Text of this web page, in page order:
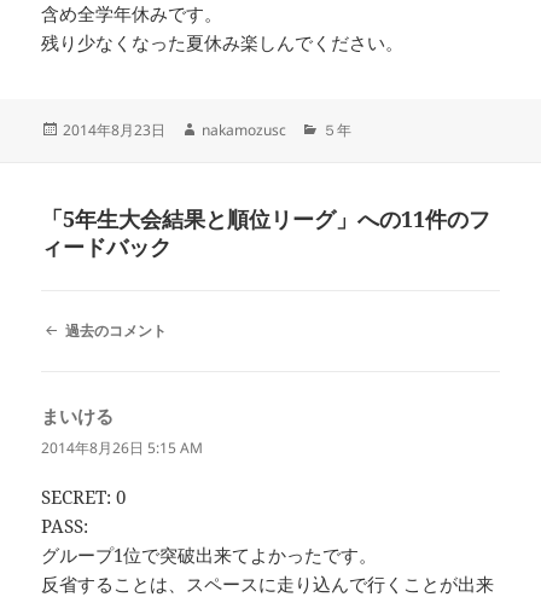
含め全学年休みです。
残り少なくなった夏休み楽しんでください。
投
2014年8月23日
作
nakamozusc
カ
ー
５年
「5年生大会結果と順位リーグ」への11件のフ
ィードバック
コ
ナ
ビ
ゲ
シ
ョ
ン
過去のコメント
まいける
り:
2014年8月26日 5:15 AM
SECRET: 0
PASS:
グループ1位で突破出来てよかったです。
反省することは、スペースに走り込んで行くことが出来